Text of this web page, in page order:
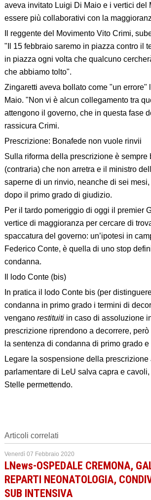
aveva invitato Luigi Di Maio e i vertici del
essere più collaborativi con la
Il reggente del Movimento Vito Crimi,
"Il 15 febbraio saremo in piazza contro il
in piazza ogni volta che qualcuno
che abbiamo tolto".
Zingaretti aveva bollato come "un
Maio. "Non vi è alcun collegamento tra
attengono il governo, che in questa fase
rassicura Crimi.
Prescrizione: Bonafede non vuole rinvii
Sulla riforma della prescrizione è
(contraria) che non arretra e il ministro
saperne di un rinvio, neanche di sei
dopo il primo grado di giudizio.
Per il tardo pomeriggio di oggi il premier
vertice di maggioranza per cercare di
spaccatura del governo: un’ipotesi in
Federico Conte, è quella di uno stop
condanna.
Il lodo Conte (bis)
In pratica il lodo Conte bis (per
condanna in primo grado i termini di
vengano restituiti in caso di assoluzione
prescrizione riprendono a decorrere,
la sentenza di condanna di primo grado
Legare la sospensione della
parlamentare di LeU salva capra e
Stelle permettendo.
Articoli correlati
Venerdì 07 Febbraio 2020
LNews-OSPEDALE CREMONA,
REPARTI NEONATOLOGIA,
SUB INTENSIVA